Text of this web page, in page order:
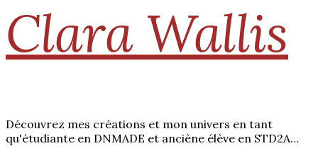
Clara Wallis
Découvrez mes créations et mon univers en tant
qu'étudiante en DNMADE et anciène élève en STD2A…